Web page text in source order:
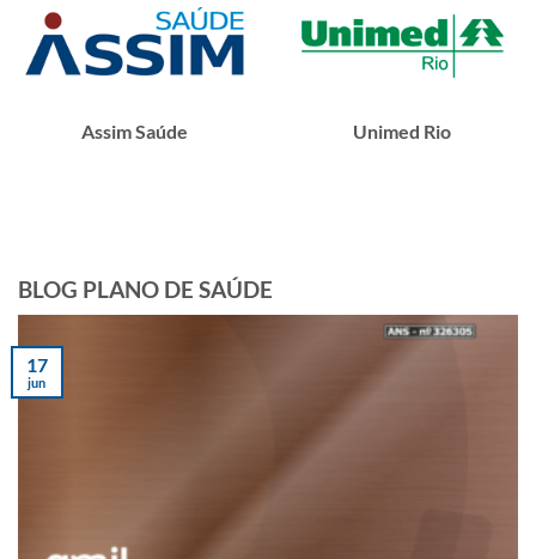
Assim Saúde Unimed Rio
BLOG PLANO DE SAÚDE
17
jun